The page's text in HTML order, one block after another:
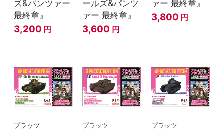
ズ&パンツァー
最終章』
3,200 円
ールズ&パンツ
ァー 最終章』
3,600 円
ァー 最終章』
3,800 円
プラッツ プラッツ プラッツ